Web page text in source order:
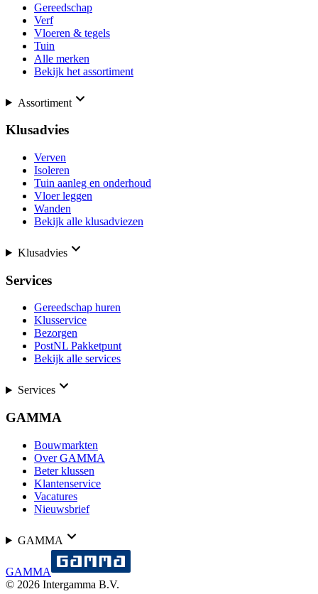
Gereedschap
Verf
Vloeren & tegels
Tuin
Alle merken
Bekijk het assortiment
Assortiment
Klusadvies
Verven
Isoleren
Tuin aanleg en onderhoud
Vloer leggen
Wanden
Bekijk alle klusadviezen
Klusadvies
Services
Gereedschap huren
Klusservice
Bezorgen
PostNL Pakketpunt
Bekijk alle services
Services
GAMMA
Bouwmarkten
Over GAMMA
Beter klussen
Klantenservice
Vacatures
Nieuwsbrief
GAMMA
GAMMA
© 2026 Intergamma B.V.